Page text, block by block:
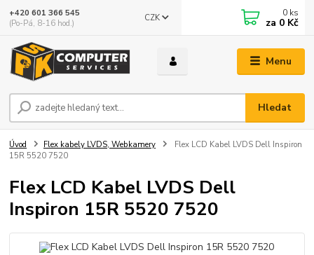
Menu
CZK
Hledat
+420 601 366 545
(Po-Pá, 8-16 hod.)
0 ks
za 0 Kč
Úvod Flex kabely LVDS, Webkamery
Flex LCD Kabel LVDS Dell Inspiron
15R 5520 7520
Flex LCD Kabel LVDS Dell
Inspiron 15R 5520 7520